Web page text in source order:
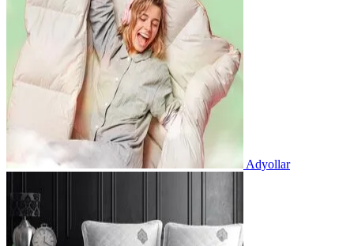
Adyollar